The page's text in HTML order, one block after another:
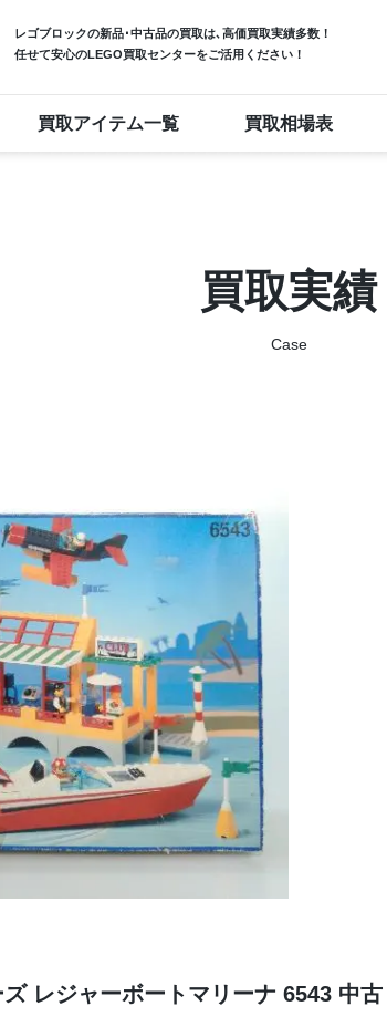
レゴブロックの新品･中古品の買取は､高価買取実績多数！
任せて安心のLEGO買取センターをご活用ください！
買取アイテム一覧 買取相場表
買取実績
Case
レジャーボートマリーナ 6543 中古